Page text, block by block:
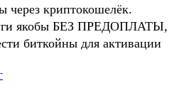
через криптокошелёк.
якобы БЕЗ ПРЕДОПЛАТЫ,
биткойны для активации